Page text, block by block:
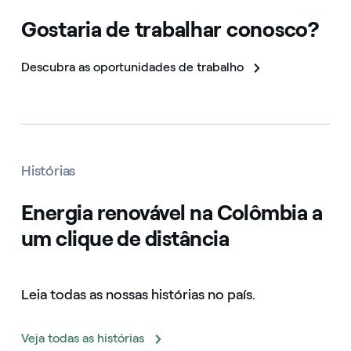
Gostaria de trabalhar conosco?
Descubra as oportunidades de trabalho
Histórias
Energia renovável na Colômbia a
um clique de distância
Leia todas as nossas histórias no país.
Veja todas as histórias